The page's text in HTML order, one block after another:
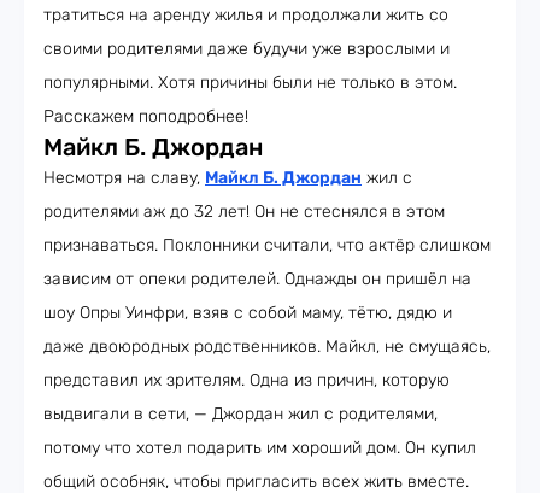
тратиться на аренду жилья и продолжали жить со
своими родителями даже будучи уже взрослыми и
популярными. Хотя причины были не только в этом.
Расскажем поподробнее!
Майкл Б. Джордан
Несмотря на славу, Майкл Б. Джордан жил с
родителями аж до 32 лет! Он не стеснялся в этом
признаваться. Поклонники считали, что актёр слишком
зависим от опеки родителей. Однажды он пришёл на
шоу Опры Уинфри, взяв с собой маму, тётю, дядю и
даже двоюродных родственников. Майкл, не смущаясь,
представил их зрителям. Одна из причин, которую
выдвигали в сети, — Джордан жил с родителями,
потому что хотел подарить им хороший дом. Он купил
общий особняк, чтобы пригласить всех жить вместе.